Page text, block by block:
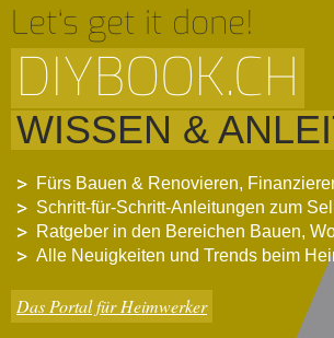
Let‘s get it done!
DIYBOOK.CH
WISSEN &
Fürs Bauen & Renovieren,
Schritt-für-Schritt-Anleitungen zum
Ratgeber in den Bereichen Bauen,
Alle Neuigkeiten und Trends beim
Das Portal für Heimwerker